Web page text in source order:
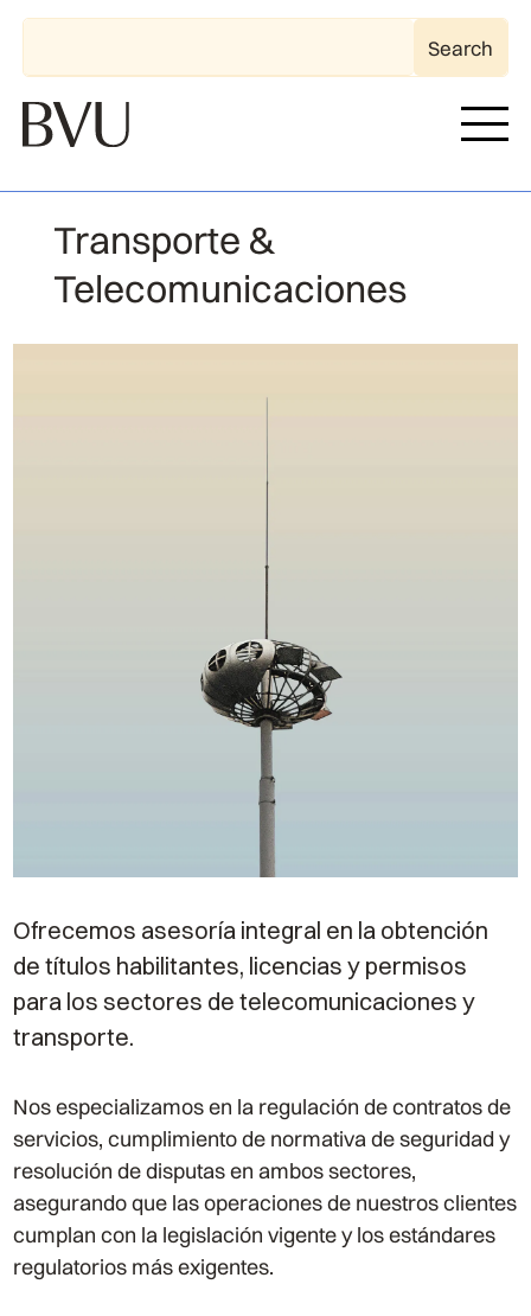
Transporte &
Telecomunicaciones
Ofrecemos asesoría integral en la obtención
de títulos habilitantes, licencias y permisos
para los sectores de telecomunicaciones y
transporte.
Nos especializamos en la regulación de contratos de
servicios, cumplimiento de normativa de seguridad y
resolución de disputas en ambos sectores,
asegurando que las operaciones de nuestros clientes
cumplan con la legislación vigente y los estándares
regulatorios más exigentes.